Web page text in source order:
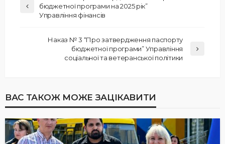
бюджетної програми на 2025 рік”
Управління фінансів
Наказ № 3 “Про затвердження паспорту
бюджетної програми” Управління
соціальної та ветеранської політики
ВАС ТАКОЖ МОЖЕ ЗАЦІКАВИТИ